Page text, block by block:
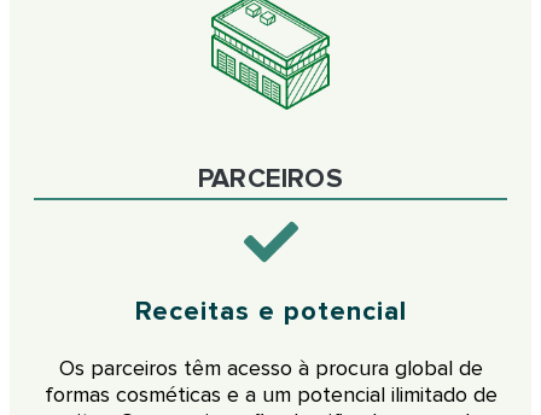
PARCEIROS
Receitas e potencial
Os parceiros têm acesso à procura global de
formas cosméticas e a um potencial ilimitado de